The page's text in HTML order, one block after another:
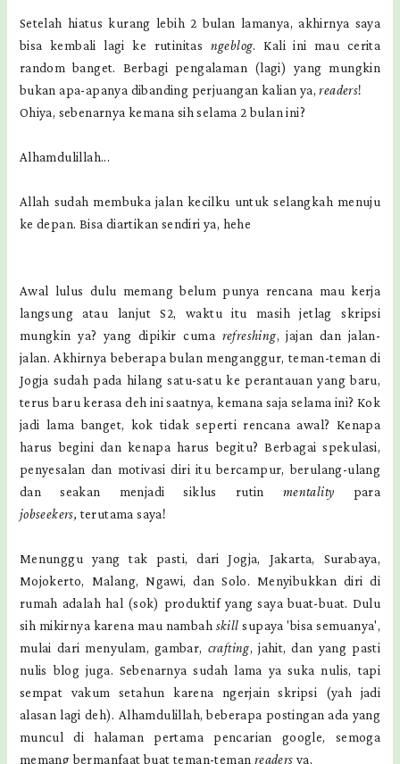
Setelah hiatus kurang lebih 2 bulan lamanya, akhirnya saya
bisa kembali lagi ke rutinitas ngeblog. Kali ini mau cerita
random banget. Berbagi pengalaman (lagi) yang mungkin
bukan apa-apanya dibanding perjuangan kalian ya,readers!
Ohiya, sebenarnya kemana sih selama 2 bulan ini?
Alhamdulillah...
Allah sudah membuka jalan kecilku untuk selangkah menuju
ke depan. Bisa diartikan sendiri ya, hehe
Awal lulus dulu memang belum punya rencana mau kerja
langsung atau lanjut S2, waktu itu masih jetlag skripsi
mungkin ya? yang dipikir cuma refreshing, jajan dan jalan-
jalan. Akhirnya beberapa bulan menganggur, teman-teman di
Jogja sudah pada hilang satu-satu ke perantauan yang baru,
terus baru kerasa deh ini saatnya, kemana saja selama ini? Kok
jadi lama banget, kok tidak seperti rencana awal? Kenapa
harus begini dan kenapa harus begitu? Berbagai spekulasi,
penyesalan dan motivasi diri itu bercampur, berulang-ulang
dan seakan menjadi siklus rutin mentality para
jobseekers, terutama saya!
Menunggu yang tak pasti, dari Jogja, Jakarta, Surabaya,
Mojokerto, Malang, Ngawi, dan Solo. Menyibukkan diri di
rumah adalah hal (sok) produktif yang saya buat-buat. Dulu
sih mikirnya karena mau nambah skillsupaya 'bisa semuanya',
mulai dari menyulam, gambar, crafting, jahit, dan yang pasti
nulis blog juga. Sebenarnya sudah lama ya suka nulis, tapi
sempat vakum setahun karena ngerjain skripsi (yah jadi
alasan lagi deh). Alhamdulillah, beberapa postingan ada yang
muncul di halaman pertama pencarian google, semoga
memang bermanfaat buat teman-teman readers ya.